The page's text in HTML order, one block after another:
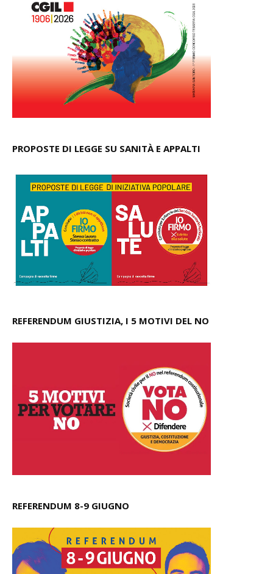
PROPOSTE DI LEGGE SU SANITÀ E APPALTI
REFERENDUM GIUSTIZIA, I 5 MOTIVI DEL NO
REFERENDUM 8-9 GIUGNO